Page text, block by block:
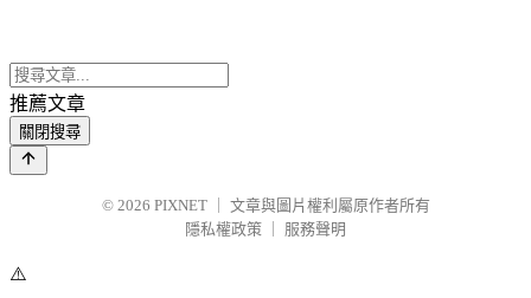
推薦文章
關閉搜尋
© 2026 PIXNET
文章與圖片權利屬原作者所有
隱私權政策
服務聲明
⚠️